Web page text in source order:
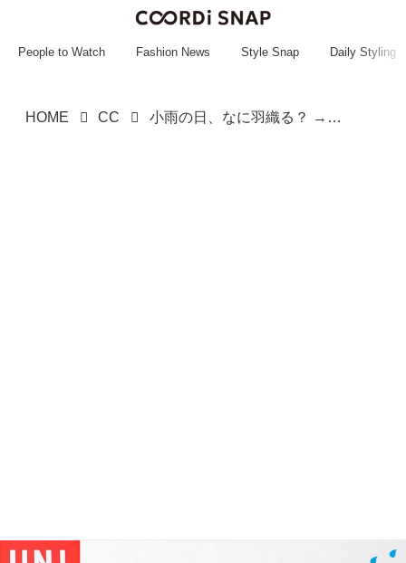
~~~~~~~~~~~
People to Watch Fashion News Style Snap Daily Styling
HOME CC 小雨の日、なに羽織る？ →【ユニクロ】の「カジュアルアウター」がおすすめ！